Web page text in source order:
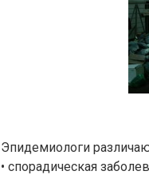
Эпидемиологи
• спорадическая